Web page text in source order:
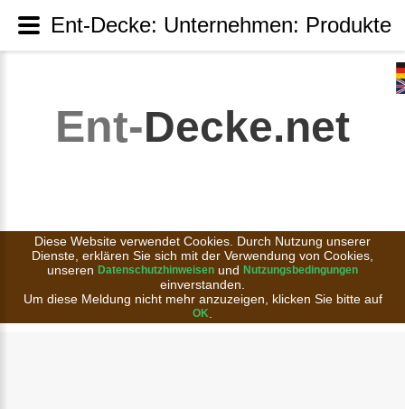
Ent-Decke.net
Diese Website verwendet Cookies. Durch Nutzung unserer
Dienste, erklären Sie sich mit der Verwendung von Cookies,
unseren Datenschutzhinweisen und Nutzungsbedingungen
einverstanden.
Um diese Meldung nicht mehr anzuzeigen, klicken Sie bitte auf
OK
Ent-Decke: Unternehmen: Produkte